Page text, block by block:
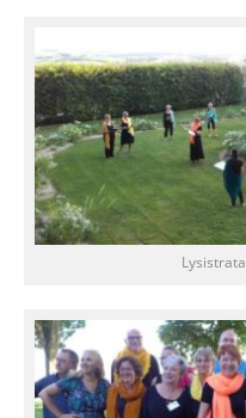
Lysistrata